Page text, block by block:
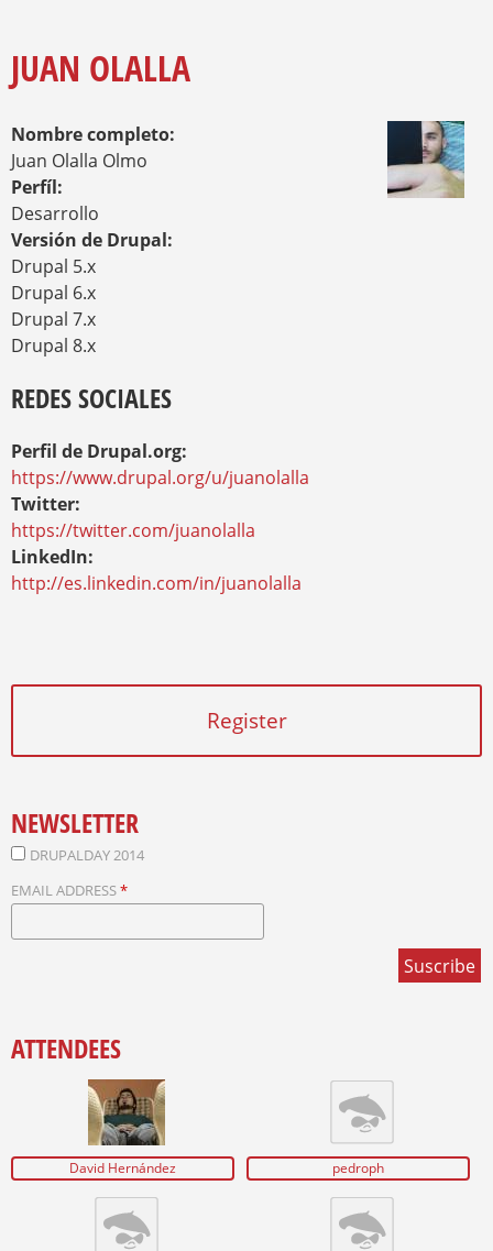
A
R
E
E
R
E
JUAN OLALLA
Nombre completo:
Juan Olalla Olmo
Perfíl:
Desarrollo
Versión de Drupal:
Drupal 5.x
Drupal 6.x
Drupal 7.x
Drupal 8.x
REDES SOCIALES
Perfil de Drupal.org:
https://www.drupal.org/u/juanolalla
Twitter:
https://twitter.com/juanolalla
LinkedIn:
http://es.linkedin.com/in/juanolalla
Register
NEWSLETTER
DRUPALDAY 2014
EMAIL ADDRESS*
ATTENDEES
David Hernández pedroph